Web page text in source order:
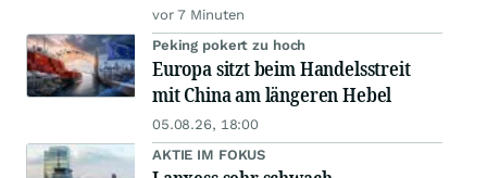
vor 7 Minuten
Peking pokert zu hoch
Europa sitzt beim Handelsstreit
mit China am längeren Hebel
05.08.26, 18:00
AKTIE IM FOKUS